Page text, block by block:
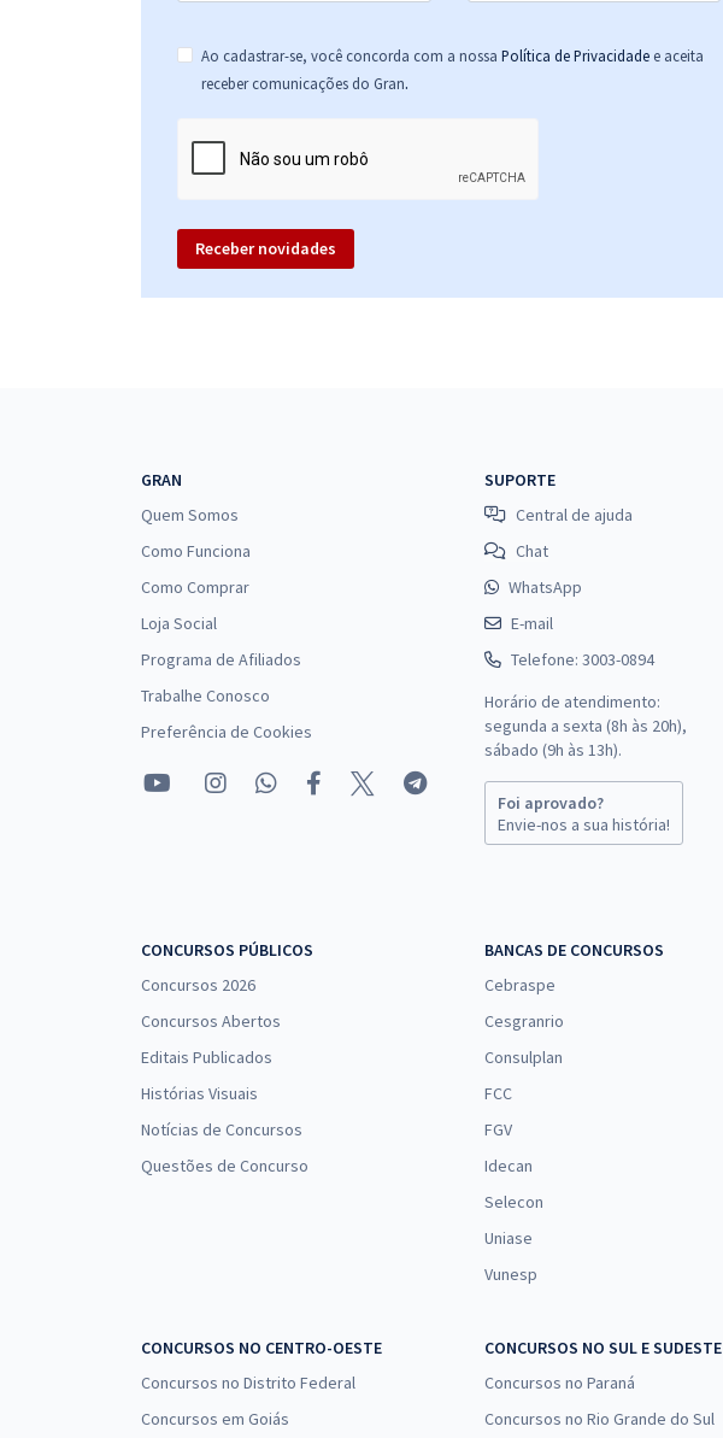
Ao cadastrar-se, você concorda com a nossa Política de Privacidade e aceita
receber comunicações do Gran.
Receber novidades
GRAN
Quem Somos
Como Funciona
Como Comprar
Loja Social
Programa de Afiliados
Trabalhe Conosco
Preferência de Cookies
SUPORTE
Central de ajuda
Chat
WhatsApp
E-mail
Telefone: 3003-0894
Horário de atendimento:
segunda a sexta (8h às 20h),
sábado (9h às 13h).
Foi aprovado?
Envie-nos a sua história!
CONCURSOS PÚBLICOS
Concursos 2026
Concursos Abertos
Editais Publicados
Histórias Visuais
Notícias de Concursos
Questões de Concurso
BANCAS DE CONCURSOS
Cebraspe
Cesgranrio
Consulplan
FCC
FGV
Idecan
Selecon
Uniase
Vunesp
CONCURSOS NO CENTRO-OESTE
Concursos no Distrito Federal
Concursos em Goiás
CONCURSOS NO SUL E SUDESTE
Concursos no Paraná
Concursos no Rio Grande do Sul